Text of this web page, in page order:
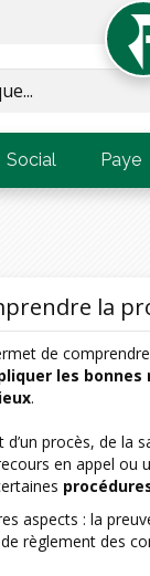
Social Paye
la
de
les bonnes
.
procès, de la
en appel
aspects : la
règlement des